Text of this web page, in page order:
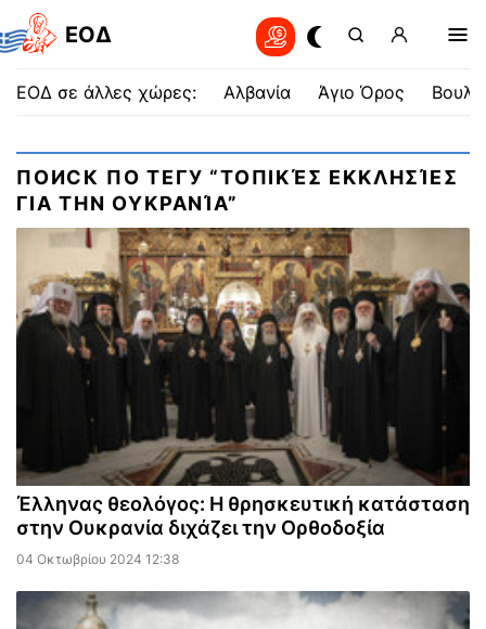
EOΔ
ΕΟΔ σε άλλες χώρες: Αλβανία Άγιο Όρος
ПОИСК ПО ТЕГУ “ΤΟΠΙΚΈΣ ΕΚΚΛΗΣΊΕΣ
ΓΙΑ ΤΗΝ ΟΥΚΡΑΝΊΑ”
Έλληνας θεολόγος: Η θρησκευτική κατάσταση
στην Ουκρανία διχάζει την Ορθοδοξία
04 Οκτωβρίου 2024 12:38